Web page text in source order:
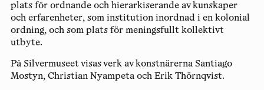
plats för ordnande och hierarkiserande av kunskaper
och erfarenheter, som institution inordnad i en kolonial
ordning, och som plats för meningsfullt kollektivt
utbyte.
På Silvermuseet visas verk av konstnärerna Santiago
Mostyn, Christian Nyampeta och Erik Thörnqvist.